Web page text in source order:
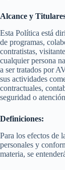
Alcance y
Esta Política está
de programas,
contratistas,
cualquier persona
a ser tratados por
sus actividades
contractuales,
seguridad o
Definiciones:
Para los efectos de
personales y
materia, se